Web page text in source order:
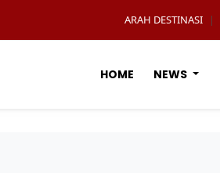
ARAH DESTINASI |
HOME NEWS